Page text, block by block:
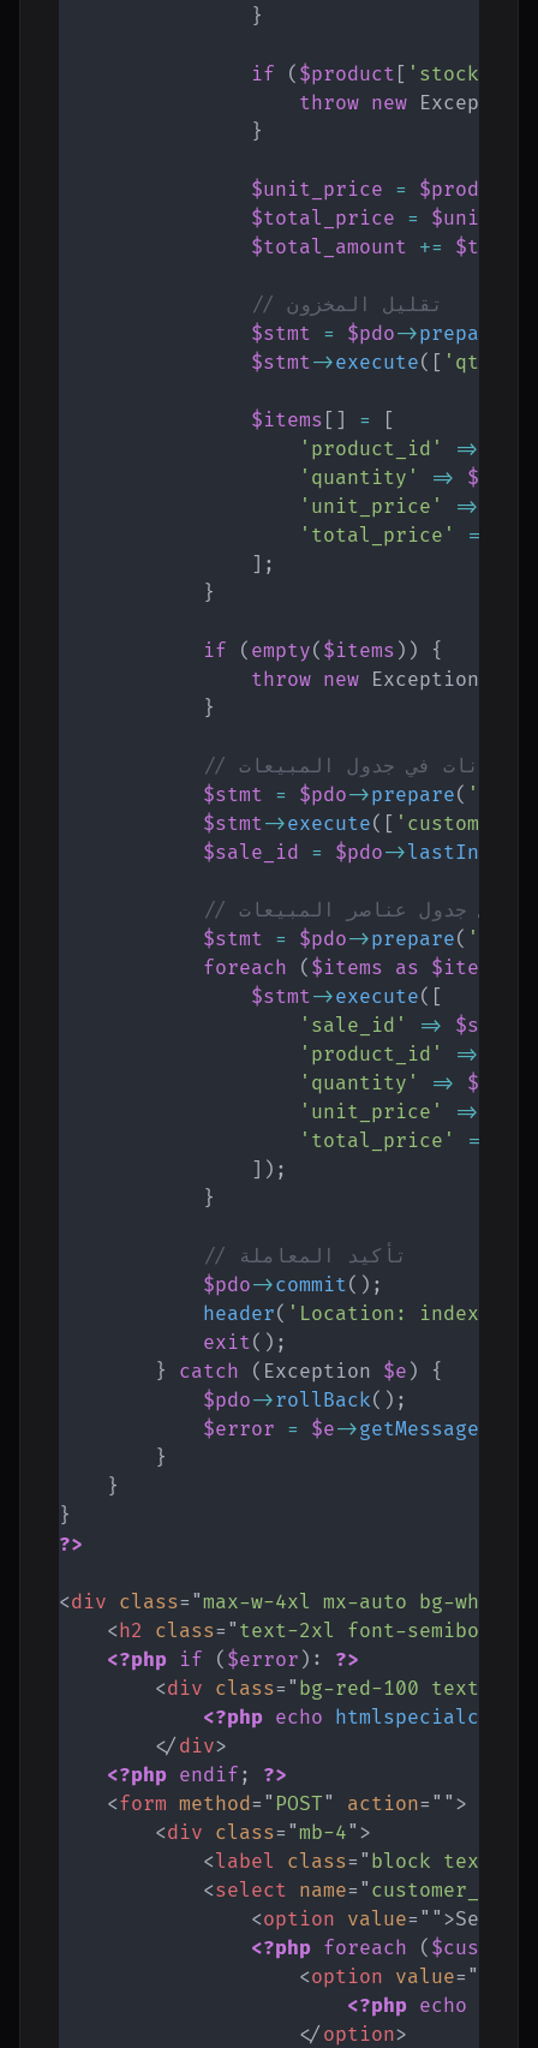
}
if ( $product 'stock'
throw new Exception
}
$unit_price = $product
$total_price =
$total_amount +=
// تقليل المخزون
$stmt = $pdo->prepare
$stmt->execute( 'qty'
$items =
'product_id'
=>
'quantity'
=> $qty
'unit_price'
=>
'total_price'
=>
;
}
if ( empty( $items ) )
{
throw new Exception
}
البيانات في جدول المبيعات
$stmt = $pdo->prepare(
$stmt->execute(
$sale_id = $pdo->
في جدول عناصر المبيعات
$stmt = $pdo->prepare(
foreach
( $items as $item
$stmt->execute(
'sale_id'
=>
'product_id'
=>
'quantity'
=> $item
'unit_price'
=>
'total_price'
=>
) ;
}
// تأكيد المعاملة
$pdo->commit( ) ;
header( 'Location: index.php'
exit( ) ;
}
catch ( Exception $e )
{
$pdo->rollBack( ) ;
$error = $e->getMessage
}
}
}
?>
<div class= "max-w-4xl mx-auto bg-white
<h2 class= " text-2xl font-semibold
<?php
if ( $error ) :
?>
<div class= " bg-red-100 text-red-
<?php echo htmlspecialchars
</ div>
<?php endif ;
?>
<form method= " POST" action= " " >
<div class= "mb-4" >
<label class= " block text-
<select name= " customer_id
<option value= " " >Select
<?php foreach (
<option value= "
<?php echo
</ option>